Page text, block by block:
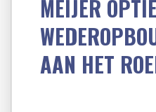
MEIJER
AAN HET